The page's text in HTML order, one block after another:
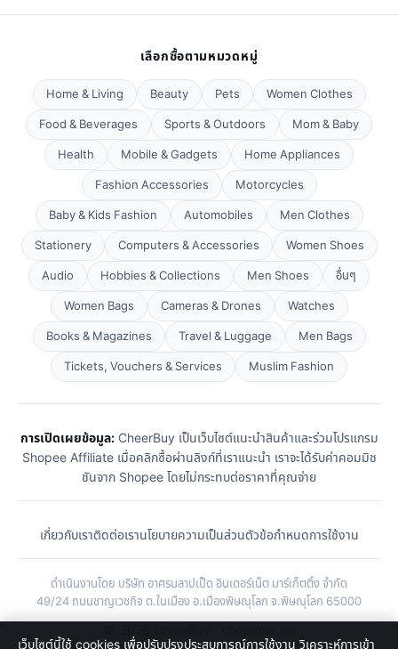
เลือกซื้อตามหมวดหมู่
Home & Living Beauty Pets
Women Clothes
Food & Beverages
Sports & Outdoors
Mom & Baby
Health
Mobile & Gadgets
Home Appliances
Fashion Accessories
Motorcycles
Baby & Kids Fashion
Automobiles
Men Clothes
Stationery
Computers & Accessories
Women Shoes
Audio
Hobbies & Collections Men Shoes
อื่นๆ
Women Bags
Cameras & Drones
Watches
Books & Magazines
Travel & Luggage
Men Bags
Tickets, Vouchers & Services
Muslim Fashion
การเปิดเผยข้อมูล:CheerBuy เป็นเว็บไซต์แนะนำสินค้าและร่วมโปรแกรม
Shopee Affiliate เมื่อคลิกซื้อผ่านลิงก์ที่เราแนะนำ เราจะได้รับค่าคอมมิช
ชันจาก Shopee โดยไม่กระทบต่อราคาที่คุณจ่าย
เกี่ยวกับเราติดต่อเรานโยบายความเป็นส่วนตัวข้อกำหนดการใช้งาน
ดำเนินงานโดย บริษัท อาศรมลาปเป็ด อินเตอร์เน็ต มาร์เก็ตติ้ง จำกัด
49/24 ถนนชาญเวชกิจ ต.ในเมือง อ.เมืองพิษณุโลก จ.พิษณุโลก 65000
เว็บไซต์นี้ใช้ cookies เพื่อปรับปรุงประสบการณ์การใช้งาน วิเคราะห์การเข้า